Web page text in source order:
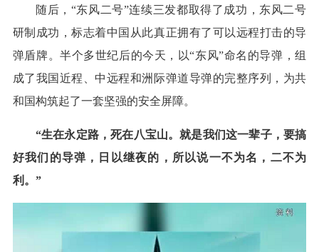
随后，“东风二号”连续三发都取得了成功，东风二号
研制成功，标志着中国从此真正拥有了可以远程打击的导
弹盾牌。半个多世纪后的今天，以“东风”命名的导弹，组
成了我国近程、中远程和洲际弹道导弹的完整序列，为共
和国构筑起了一套坚强的安全屏障。
“生在永定路，死在八宝山。就是我们这一辈子，要搞
好我们的导弹，日以继夜的，所以说一不为名，二不为
利。”